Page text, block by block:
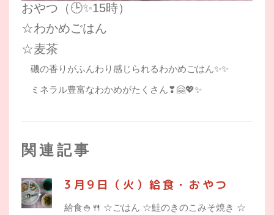
おやつ（🕒✨15時）
☆わかめごはん
☆麦茶
磯の香りがふんわり感じられるわかめごはん✨✨
ミネラル豊富なわかめがたくさん❣🤗💖✨
関連記事
3月9日（火）給食・おやつ
給食🍚🍴 ☆ごはん ☆鮭のきのこみそ焼き ☆